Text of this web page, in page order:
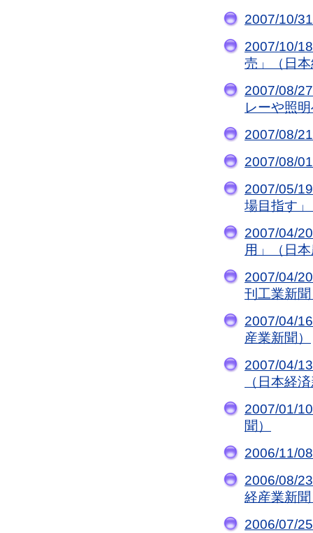
2007/10/
2007/10/
売」（日
2007/08/
レーや照
2007/08/
2007/08/
2007/05/
場目指す
2007/04/
用」（日
2007/04/
刊工業新
2007/04/
産業新聞）
2007/04/
（日本経
2007/01/
聞）
2006/11/
2006/08/
経産業新
2006/07/